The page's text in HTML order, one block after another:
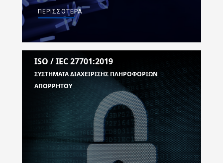
ΠΕΡΙΣΣΌΤΕΡΑ
ISO / IEC 27701:2019
ΣΥΣΤΗΜΑΤΑ ΔΙΑΧΕΙΡΙΣΗΣ ΠΛΗΡΟΦΟΡΙΩΝ
ΑΠΟΡΡΗΤΟΥ